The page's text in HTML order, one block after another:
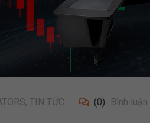
, TIN TỨC (0) Bình luận